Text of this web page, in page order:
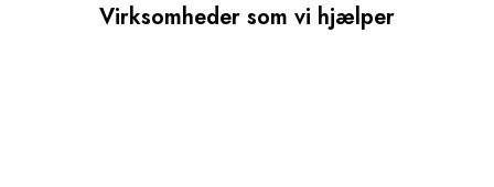
Virksomheder som vi hjælper